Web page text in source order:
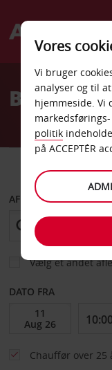
Welcome
AvisBilleje
AFHENT FRA
Vælg et andet
DATO FRA
Chauffør over 25
Vores
Vi bruger
analyser og til
hjemmeside. Vi
politik
på ACCEPTÉR